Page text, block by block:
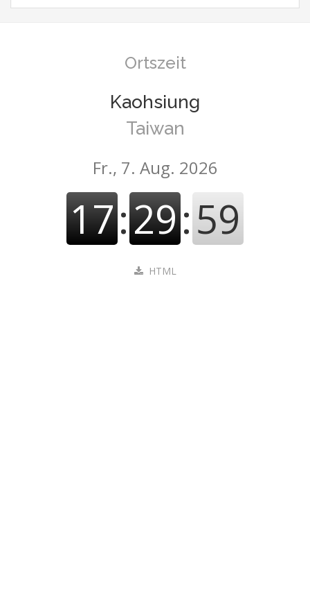
Ortszeit
Kaohsiung
Taiwan
Fr., 7. Aug. 2026
17:29:59
HTML